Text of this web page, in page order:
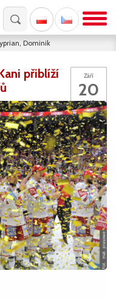
Dominik
Září
20
2019
přiblíží